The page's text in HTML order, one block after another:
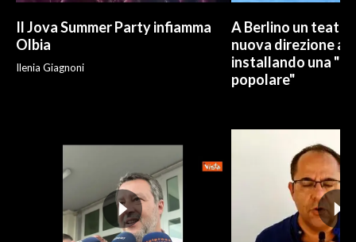
Il Jova Summer Party infiamma
Olbia
Ilenia Giagnoni
A Berlino un
nuova direzione
installando una
popolare"